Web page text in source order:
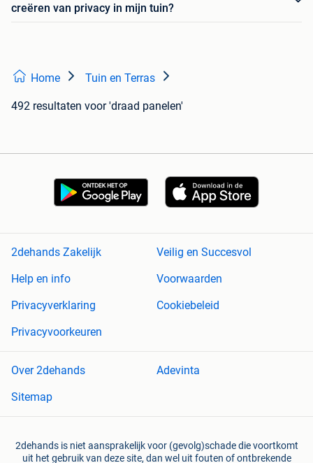
creëren van privacy in mijn tuin?
Home Tuin en Terras
492 resultaten voor 'draad panelen'
2dehands Zakelijk
Veilig en Succesvol
Help en info
Voorwaarden
Privacyverklaring
Cookiebeleid
Privacyvoorkeuren
Over 2dehands
Adevinta
Sitemap
2dehands is niet aansprakelijk voor (gevolg)schade die voortkomt
uit het gebruik van deze site, dan wel uit fouten of ontbrekende